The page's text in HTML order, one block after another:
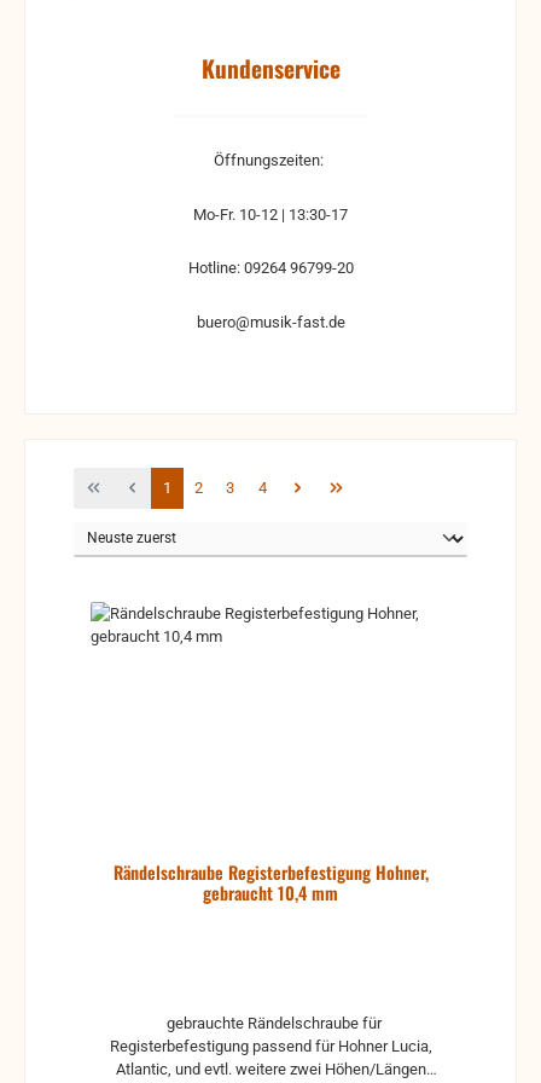
Kundenservice
Öffnungszeiten:
Mo-Fr. 10-12 | 13:30-17
Hotline: 09264 96799-20
buero@musik-fast.de
Seite
1 Seite
2 Seite
3 Seite
4
Rändelschraube Registerbefestigung Hohner,
gebraucht 10,4 mm
Registerbefestigung passend für Hohner Lucia,
Atlantic, und evtl. weitere zwei Höhen/Längen